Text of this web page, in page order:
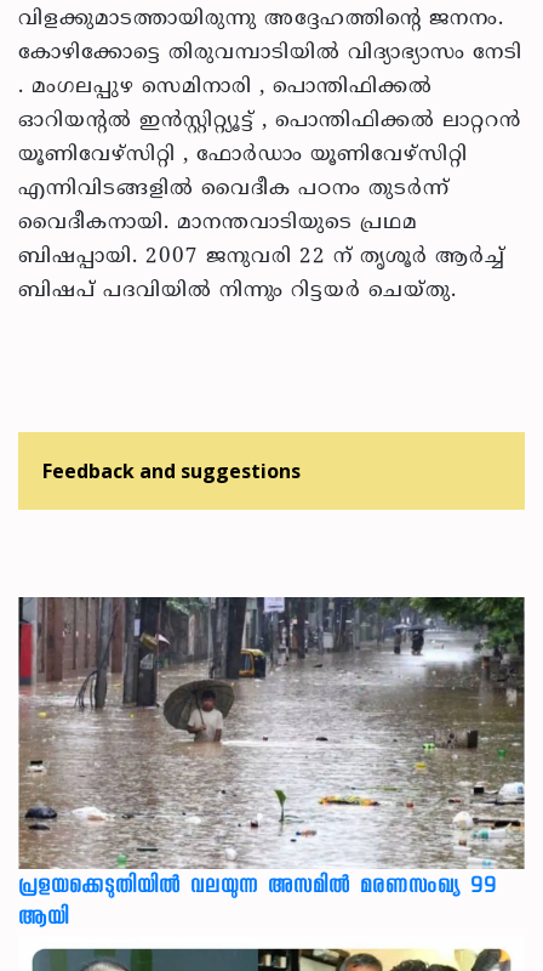
വിളക്കുമാടത്തായിരുന്നു അദ്ദേഹത്തിന്റെ ജനനം.
കോഴിക്കോട്ടെ തിരുവമ്പാടിയില്‍ വിദ്യാഭ്യാസം നേടി
. മംഗലപ്പുഴ സെമിനാരി , പൊന്തിഫിക്കല്‍
ഓറിയന്റല്‍ ഇന്‍സ്റ്റിറ്റ്യൂട്ട് , പൊന്തിഫിക്കല്‍ ലാറ്ററന്‍
യൂണിവേഴ്‌സിറ്റി , ഫോര്‍ഡാം യൂണിവേഴ്‌സിറ്റി
എന്നിവിടങ്ങളില്‍ വൈദീക പഠനം തുടര്‍ന്ന്
വൈദീകനായി. മാനന്തവാടിയുടെ പ്രഥമ
ബിഷപ്പായി. 2007 ജനുവരി 22 ന് തൃശൂര്‍ ആര്‍ച്ച്
ബിഷപ് പദവിയില്‍ നിന്നും റിട്ടയര്‍ ചെയ്തു.
Feedback and suggestions
പ്രളയക്കെടുതിയില്‍ വലയുന്ന അസമില്‍ മരണസംഖ്യ 99
ആയി